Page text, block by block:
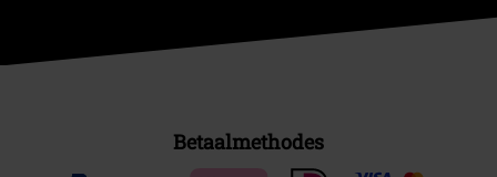
Betaalmethodes